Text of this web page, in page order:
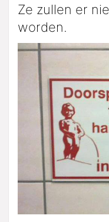
Ze zullen er
worden.